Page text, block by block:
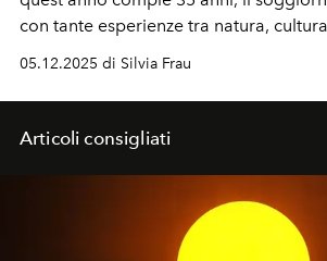
con tante esperienze tra natura,
05.12.2025 di Silvia Frau
Articoli consigliati